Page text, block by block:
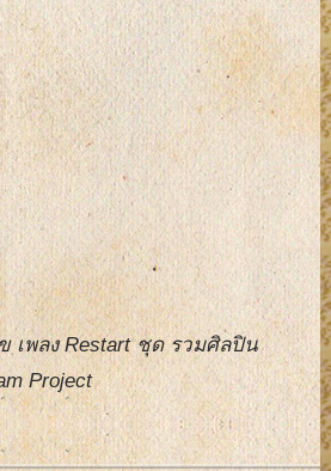
เพลง Restart ชุด รวมศิลปิน
Project